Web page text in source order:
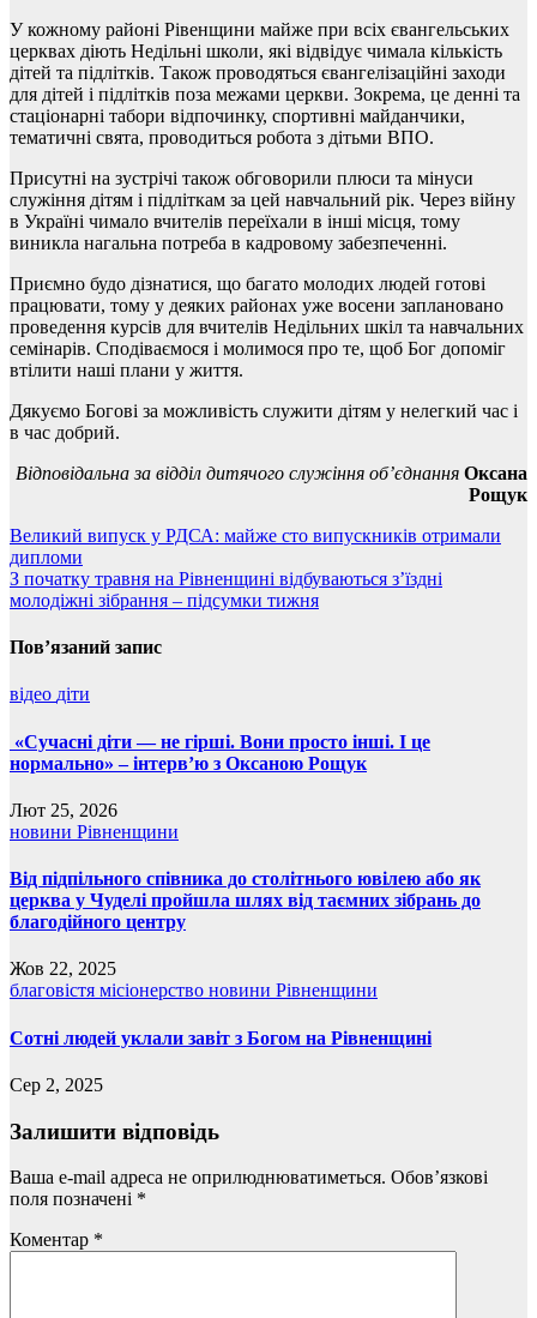
У кожному районі Рівенщини майже при всіх євангельських
церквах діють Недільні школи, які відвідує чимала кількість
дітей та підлітків. Також проводяться євангелізаційні заходи
для дітей і підлітків поза межами церкви. Зокрема, це денні та
стаціонарні табори відпочинку, спортивні майданчики,
тематичні свята, проводиться робота з дітьми ВПО.
Присутні на зустрічі також обговорили плюси та мінуси
служіння дітям і підліткам за цей навчальний рік. Через війну
в Україні чимало вчителів переїхали в інші місця, тому
виникла нагальна потреба в кадровому забезпеченні.
Приємно будо дізнатися, що багато молодих людей готові
працювати, тому у деяких районах уже восени заплановано
проведення курсів для вчителів Недільних шкіл та навчальних
семінарів. Сподіваємося і молимося про те, щоб Бог допоміг
втілити наші плани у життя.
Дякуємо Богові за можливість служити дітям у нелегкий час і
в час добрий.
Відповідальна за відділ дитячого служіння об’єднання Оксана
Рощук
Навігація
записів
Великий випуск у РДСА: майже сто випускників отримали
дипломи
З початку травня на Рівненщині відбуваються з’їздні
молодіжні зібрання – підсумки тижня
Пов’язаний запис
відео діти
«Сучасні діти — не гірші. Вони просто інші. І це
нормально» – інтерв’ю з Оксаною Рощук
Лют 25, 2026
новини Рівненщини
Від підпільного співника до столітнього ювілею або як
церква у Чуделі пройшла шлях від таємних зібрань до
благодійного центру
Жов 22, 2025
благовістя місіонерство новини Рівненщини
Cотні людей уклали завіт з Богом на Рівненщині
Сер 2, 2025
Залишити відповідь
Ваша e-mail адреса не оприлюднюватиметься. Обов’язкові
поля позначені *
Коментар *